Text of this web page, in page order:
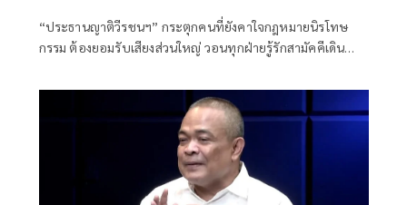
“ประธานญาติวีรชนฯ” กระตุกคนที่ยังคาใจกฎหมายนิรโทษ
กรรม ต้องยอมรับเสียงส่วนใหญ่ วอนทุกฝ่ายรู้รักสามัคคีเดิน
เป็น ”พระราชอำนาจ” ผู้ใดจะละเมิดมิได้เผยผู้มีอายุต่ำกว่า 18
ปีส่วนใหญ่เข้าสู่กระบวนการฟื้นฟูเกือบหมดแล้ว แนะคนที่โดน
คดีม.112 ให้ขอพระราชทานอภัยโทษเป็นรายบุคคลได้